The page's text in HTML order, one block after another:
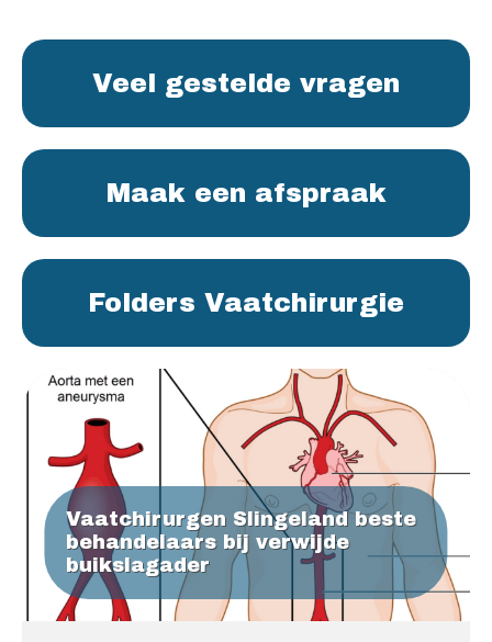
Veel gestelde vragen
Maak een afspraak
Folders Vaatchirurgie
Vaatchirurgen Slingeland beste
behandelaars bij verwijde
buikslagader